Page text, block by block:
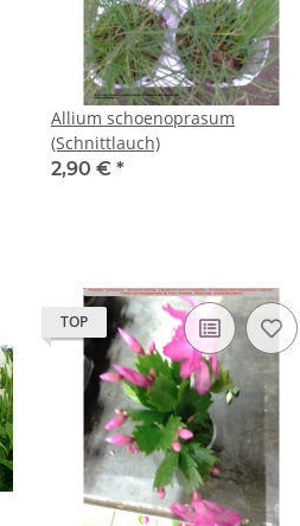
Allium schoenoprasum
(Schnittlauch)
2,90 € *
TOP